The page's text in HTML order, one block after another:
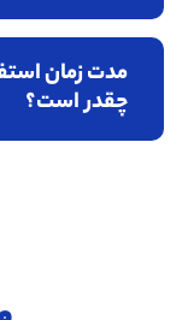
مدت زمان
چقدر است؟